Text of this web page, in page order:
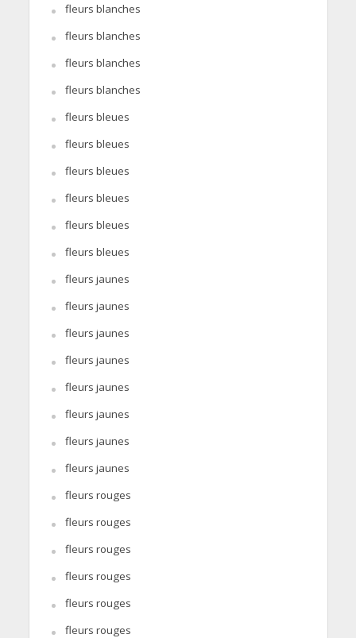
fleurs blanches
fleurs blanches
fleurs blanches
fleurs blanches
fleurs bleues
fleurs bleues
fleurs bleues
fleurs bleues
fleurs bleues
fleurs bleues
fleurs jaunes
fleurs jaunes
fleurs jaunes
fleurs jaunes
fleurs jaunes
fleurs jaunes
fleurs jaunes
fleurs jaunes
fleurs rouges
fleurs rouges
fleurs rouges
fleurs rouges
fleurs rouges
fleurs rouges